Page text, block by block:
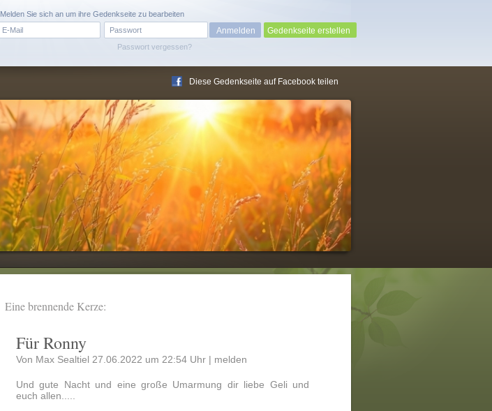
Passwort vergessen?
Melden Sie sich an um ihre Gedenkseite zu bearbeiten
Gedenkseite erstellen
Diese Gedenkseite auf Facebook teilen
Eine brennende Kerze:
Für Ronny
Von Max Sealtiel 27.06.2022 um 22:54 Uhr | melden
Und gute Nacht und eine große Umarmung dir liebe Geli und
euch allen.....